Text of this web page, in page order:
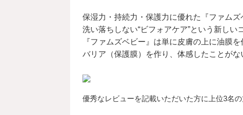
保湿力・持続力・保護力に優れた『ファム
洗い落ちしない“ビフォアケア”という新しい
『ファムズベビー』は単に皮膚の上に油膜
バリア（保護膜）を作り、体感したことがな
優秀なレビューを記載いただいた方に上位3名